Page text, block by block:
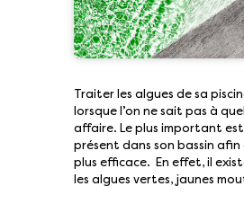
Traiter les algues de sa
lorsque l’on ne sait pas à
affaire. Le plus important
présent dans son bassin
plus efficace. En effet, il
les algues vertes, jaunes